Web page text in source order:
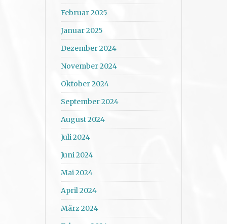
Februar 2025
Januar 2025
Dezember 2024
November 2024
Oktober 2024
September 2024
August 2024
Juli 2024
Juni 2024
Mai 2024
April 2024
März 2024